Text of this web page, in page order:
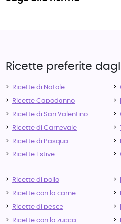
Ricette preferite
Ricette di Natale
Ricette Capodanno
Ricette di San Valentino
Ricette di Carnevale
Ricette di Pasqua
Ricette Estive
Ricette di pollo
Ricette con la carne
Ricette di pesce
Ricette con la zucca